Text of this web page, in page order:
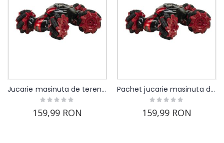
Jucarie masinuta de teren Silvercloud RedTwo cu telecomanda si controler gestual, schimbare forma, acumulator de rezerva 500mAh inclus, rosu
Rating:
0%
159,99 RON
Pachet jucarie masinuta de teren Silvercloud RedTwo cu telecomanda cu sticky Pad Drapel inclus
Rating:
0%
159,99 RON